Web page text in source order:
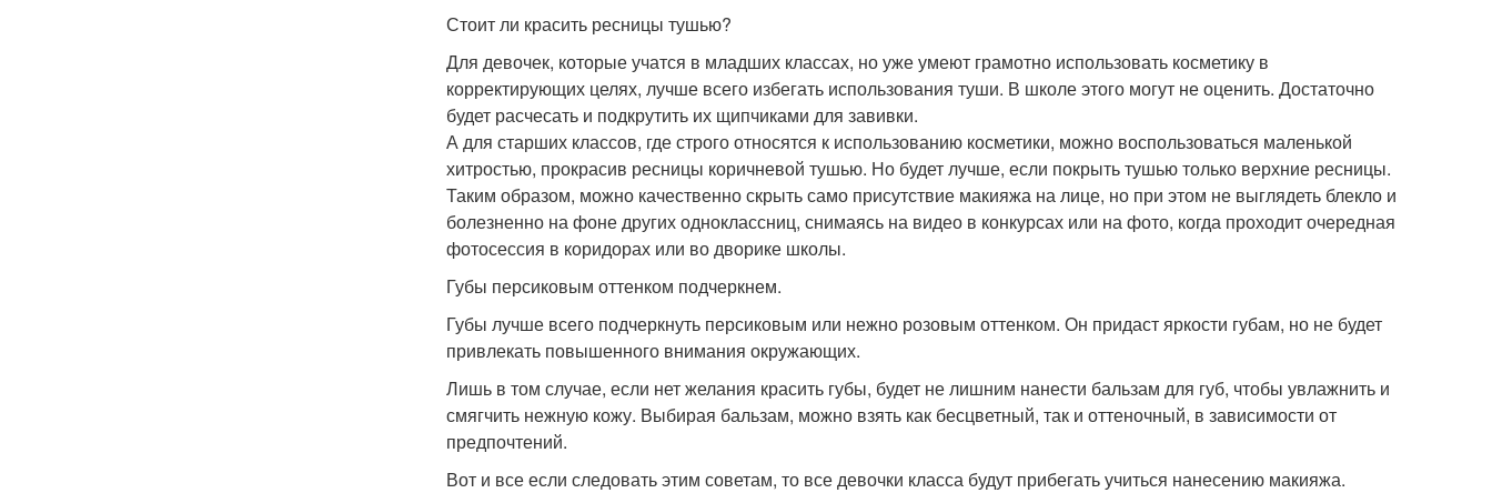
Стоит ли красить ресницы тушью?
Для девочек, которые учатся в младших классах, но уже умеют грамотно использовать косметику в
корректирующих целях, лучше всего избегать использования туши. В школе этого могут не оценить. Достаточно
будет расчесать и подкрутить их щипчиками для завивки.
А для старших классов, где строго относятся к использованию косметики, можно воспользоваться маленькой
хитростью, прокрасив ресницы коричневой тушью. Но будет лучше, если покрыть тушью только верхние ресницы.
Таким образом, можно качественно скрыть само присутствие макияжа на лице, но при этом не выглядеть блекло и
болезненно на фоне других одноклассниц, снимаясь на видео в конкурсах или на фото, когда проходит очередная
фотосессия в коридорах или во дворике школы.
Губы персиковым оттенком подчеркнем.
Губы лучше всего подчеркнуть персиковым или нежно розовым оттенком. Он придаст яркости губам, но не будет
привлекать повышенного внимания окружающих.
Лишь в том случае, если нет желания красить губы, будет не лишним нанести бальзам для губ, чтобы увлажнить и
смягчить нежную кожу. Выбирая бальзам, можно взять как бесцветный, так и оттеночный, в зависимости от
предпочтений.
Вот и все если следовать этим советам, то все девочки класса будут прибегать учиться нанесению макияжа.